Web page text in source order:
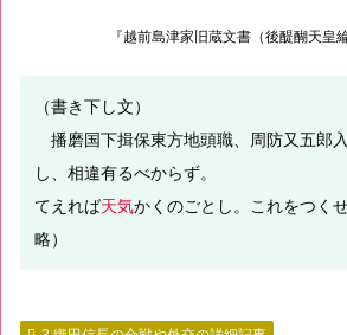
『越前島津家旧蔵文書（後醍醐天皇
（書き下し文）
播磨国下揖保東方地頭職、周防又五郎
し、相違有るべからず。
てえれば天気かくのごとし。これをつく
略）